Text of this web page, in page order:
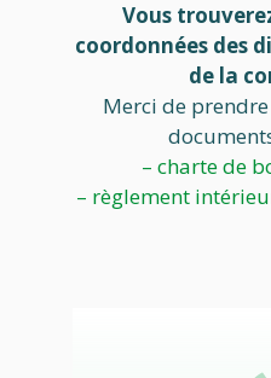
Vous
coordonnées des
de la
Merci de
– charte de
– règlement